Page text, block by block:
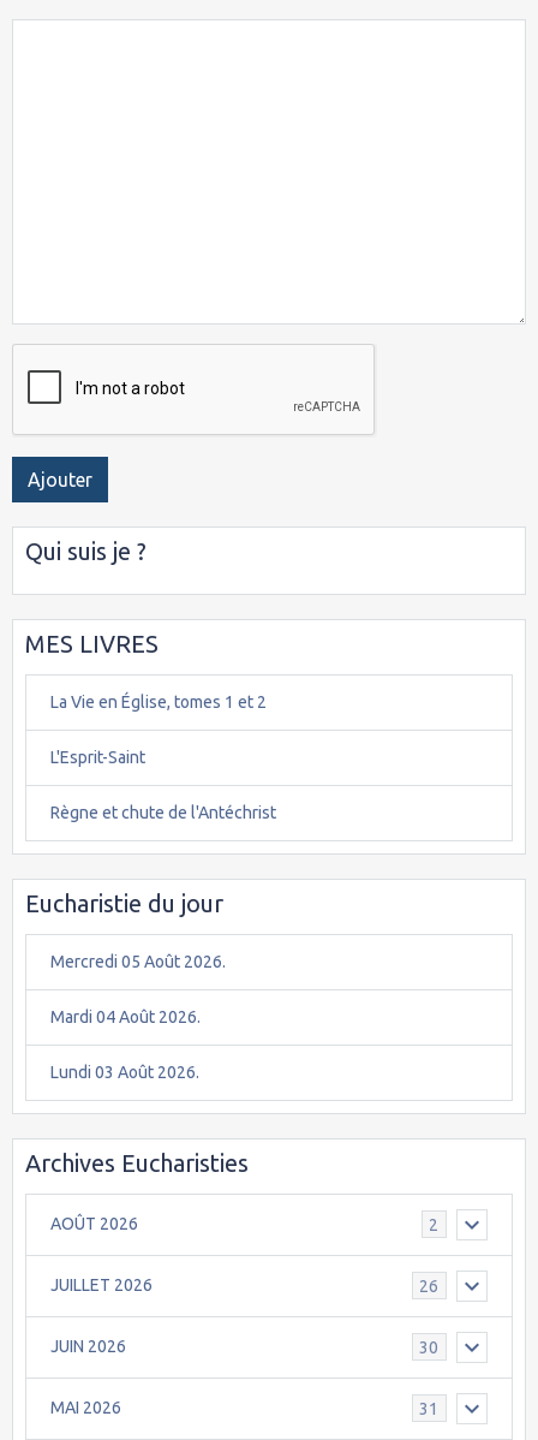
Ajouter
Qui suis je ?
MES LIVRES
La Vie en Église, tomes 1 et 2
L'Esprit-Saint
Règne et chute de l'Antéchrist
Eucharistie du jour
Mercredi 05 Août 2026.
Mardi 04 Août 2026.
Lundi 03 Août 2026.
Archives Eucharisties
AOÛT 2026 2
JUILLET 2026 26
JUIN 2026 30
MAI 2026 31